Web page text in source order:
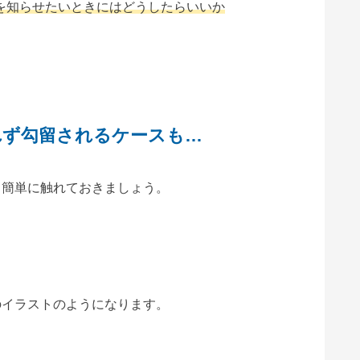
知らせたいときにはどうしたらいいか
勾留されるケースも…
単に触れておきましょう。
ラストのようになります。